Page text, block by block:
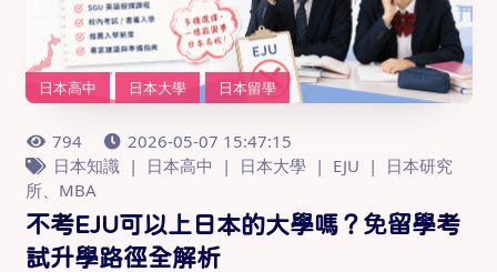
日本高中 日本大學 日本留學
794
2026-05-07 15:47:15
日本知識
日本高中 日本大學 EJU
日本研究
所、MBA
不考EJU可以上日本的大學嗎？免留學考
試升學路徑全解析